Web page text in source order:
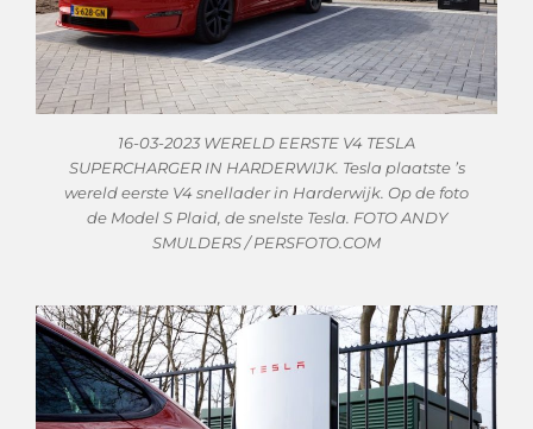
16-03-2023 WERELD EERSTE V4 TESLA
SUPERCHARGER IN HARDERWIJK. Tesla plaatste ’s
wereld eerste V4 snellader in Harderwijk. Op de foto
de Model S Plaid, de snelste Tesla. FOTO ANDY
SMULDERS / PERSFOTO.COM